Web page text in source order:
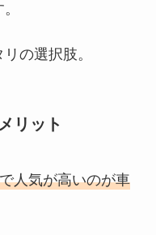
の選択肢。
リット
人気が高いのが車